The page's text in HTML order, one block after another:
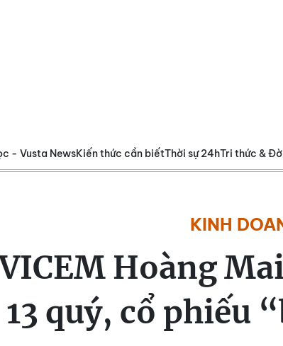
- Vusta NewsKiến thức cần biếtThời sự 24hTri thức &
KINH
Hoàng
13 quý, cổ phiếu